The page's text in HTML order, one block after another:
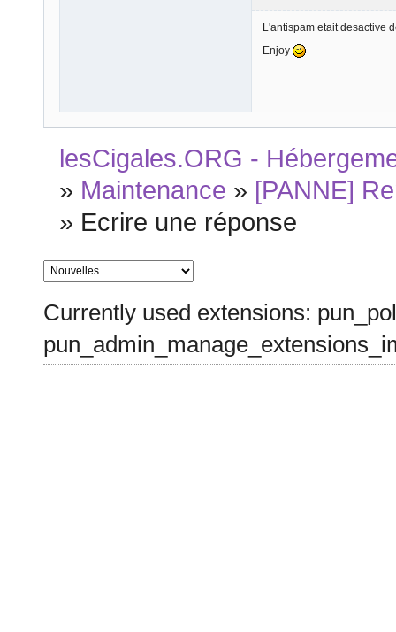
L'antispam etait desactive
Enjoy
lesCigales.ORG -
» Maintenance » [PANNE]
» Ecrire une réponse
Currently used extensions: